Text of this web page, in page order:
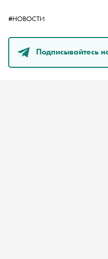
#НОВОСТИ
Подписывайтесь